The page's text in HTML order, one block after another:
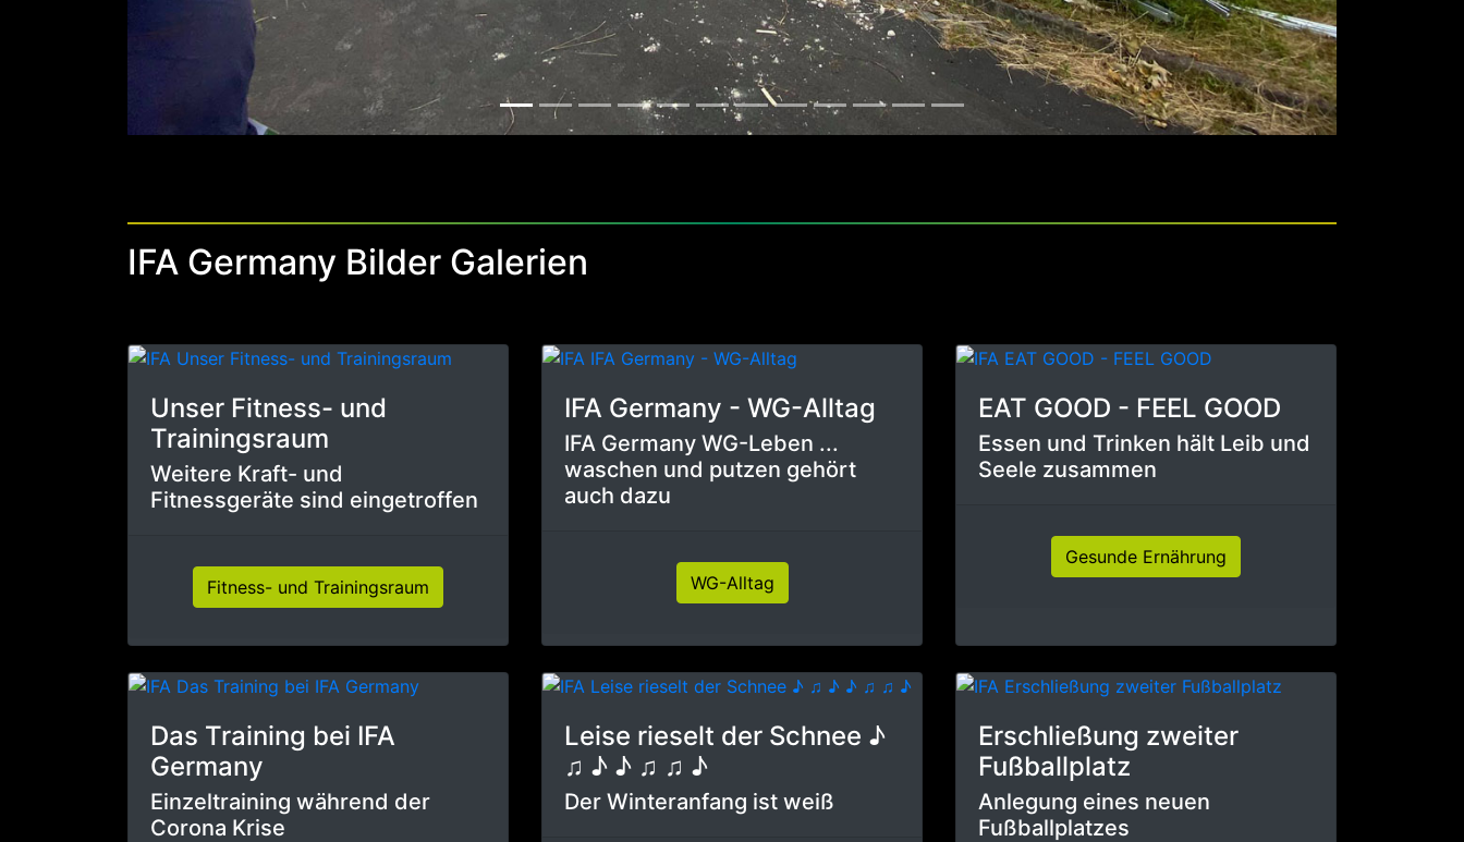
IFA Germany Bilder Galerien
Unser Fitness- und
Trainingsraum
Weitere Kraft- und
Fitnessgeräte sind eingetroffen
Fitness- und Trainingsraum
IFA Germany - WG-Alltag
IFA Germany WG-Leben ...
waschen und putzen gehört
auch dazu
WG-Alltag
EAT GOOD - FEEL GOOD
Essen und Trinken hält Leib und
Seele zusammen
Gesunde Ernährung
Das Training bei IFA
Germany
Einzeltraining während der
Corona Krise
Leise rieselt der Schnee ♪
♫ ♪ ♪ ♫ ♫ ♪
Der Winteranfang ist weiß
Erschließung zweiter
Fußballplatz
Anlegung eines neuen
Fußballplatzes